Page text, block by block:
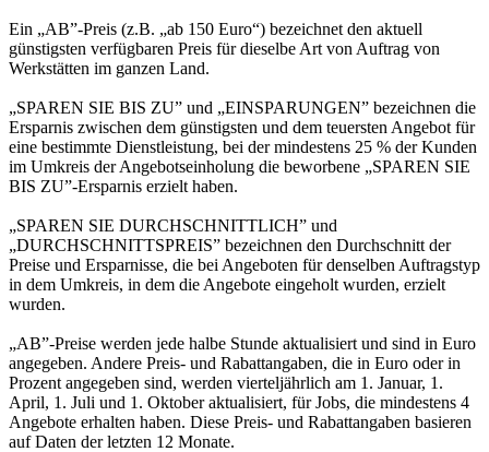
Ein „AB”-Preis (z.B. „ab 150 Euro“) bezeichnet den aktuell
günstigsten verfügbaren Preis für dieselbe Art von Auftrag von
Werkstätten im ganzen Land.
„SPAREN SIE BIS ZU” und „EINSPARUNGEN” bezeichnen die
Ersparnis zwischen dem günstigsten und dem teuersten Angebot für
eine bestimmte Dienstleistung, bei der mindestens 25 % der Kunden
im Umkreis der Angebotseinholung die beworbene „SPAREN SIE
BIS ZU”-Ersparnis erzielt haben.
„SPAREN SIE DURCHSCHNITTLICH” und
„DURCHSCHNITTSPREIS” bezeichnen den Durchschnitt der
Preise und Ersparnisse, die bei Angeboten für denselben Auftragstyp
in dem Umkreis, in dem die Angebote eingeholt wurden, erzielt
wurden.
„AB”-Preise werden jede halbe Stunde aktualisiert und sind in Euro
angegeben. Andere Preis- und Rabattangaben, die in Euro oder in
Prozent angegeben sind, werden vierteljährlich am 1. Januar, 1.
April, 1. Juli und 1. Oktober aktualisiert, für Jobs, die mindestens 4
Angebote erhalten haben. Diese Preis- und Rabattangaben basieren
auf Daten der letzten 12 Monate.